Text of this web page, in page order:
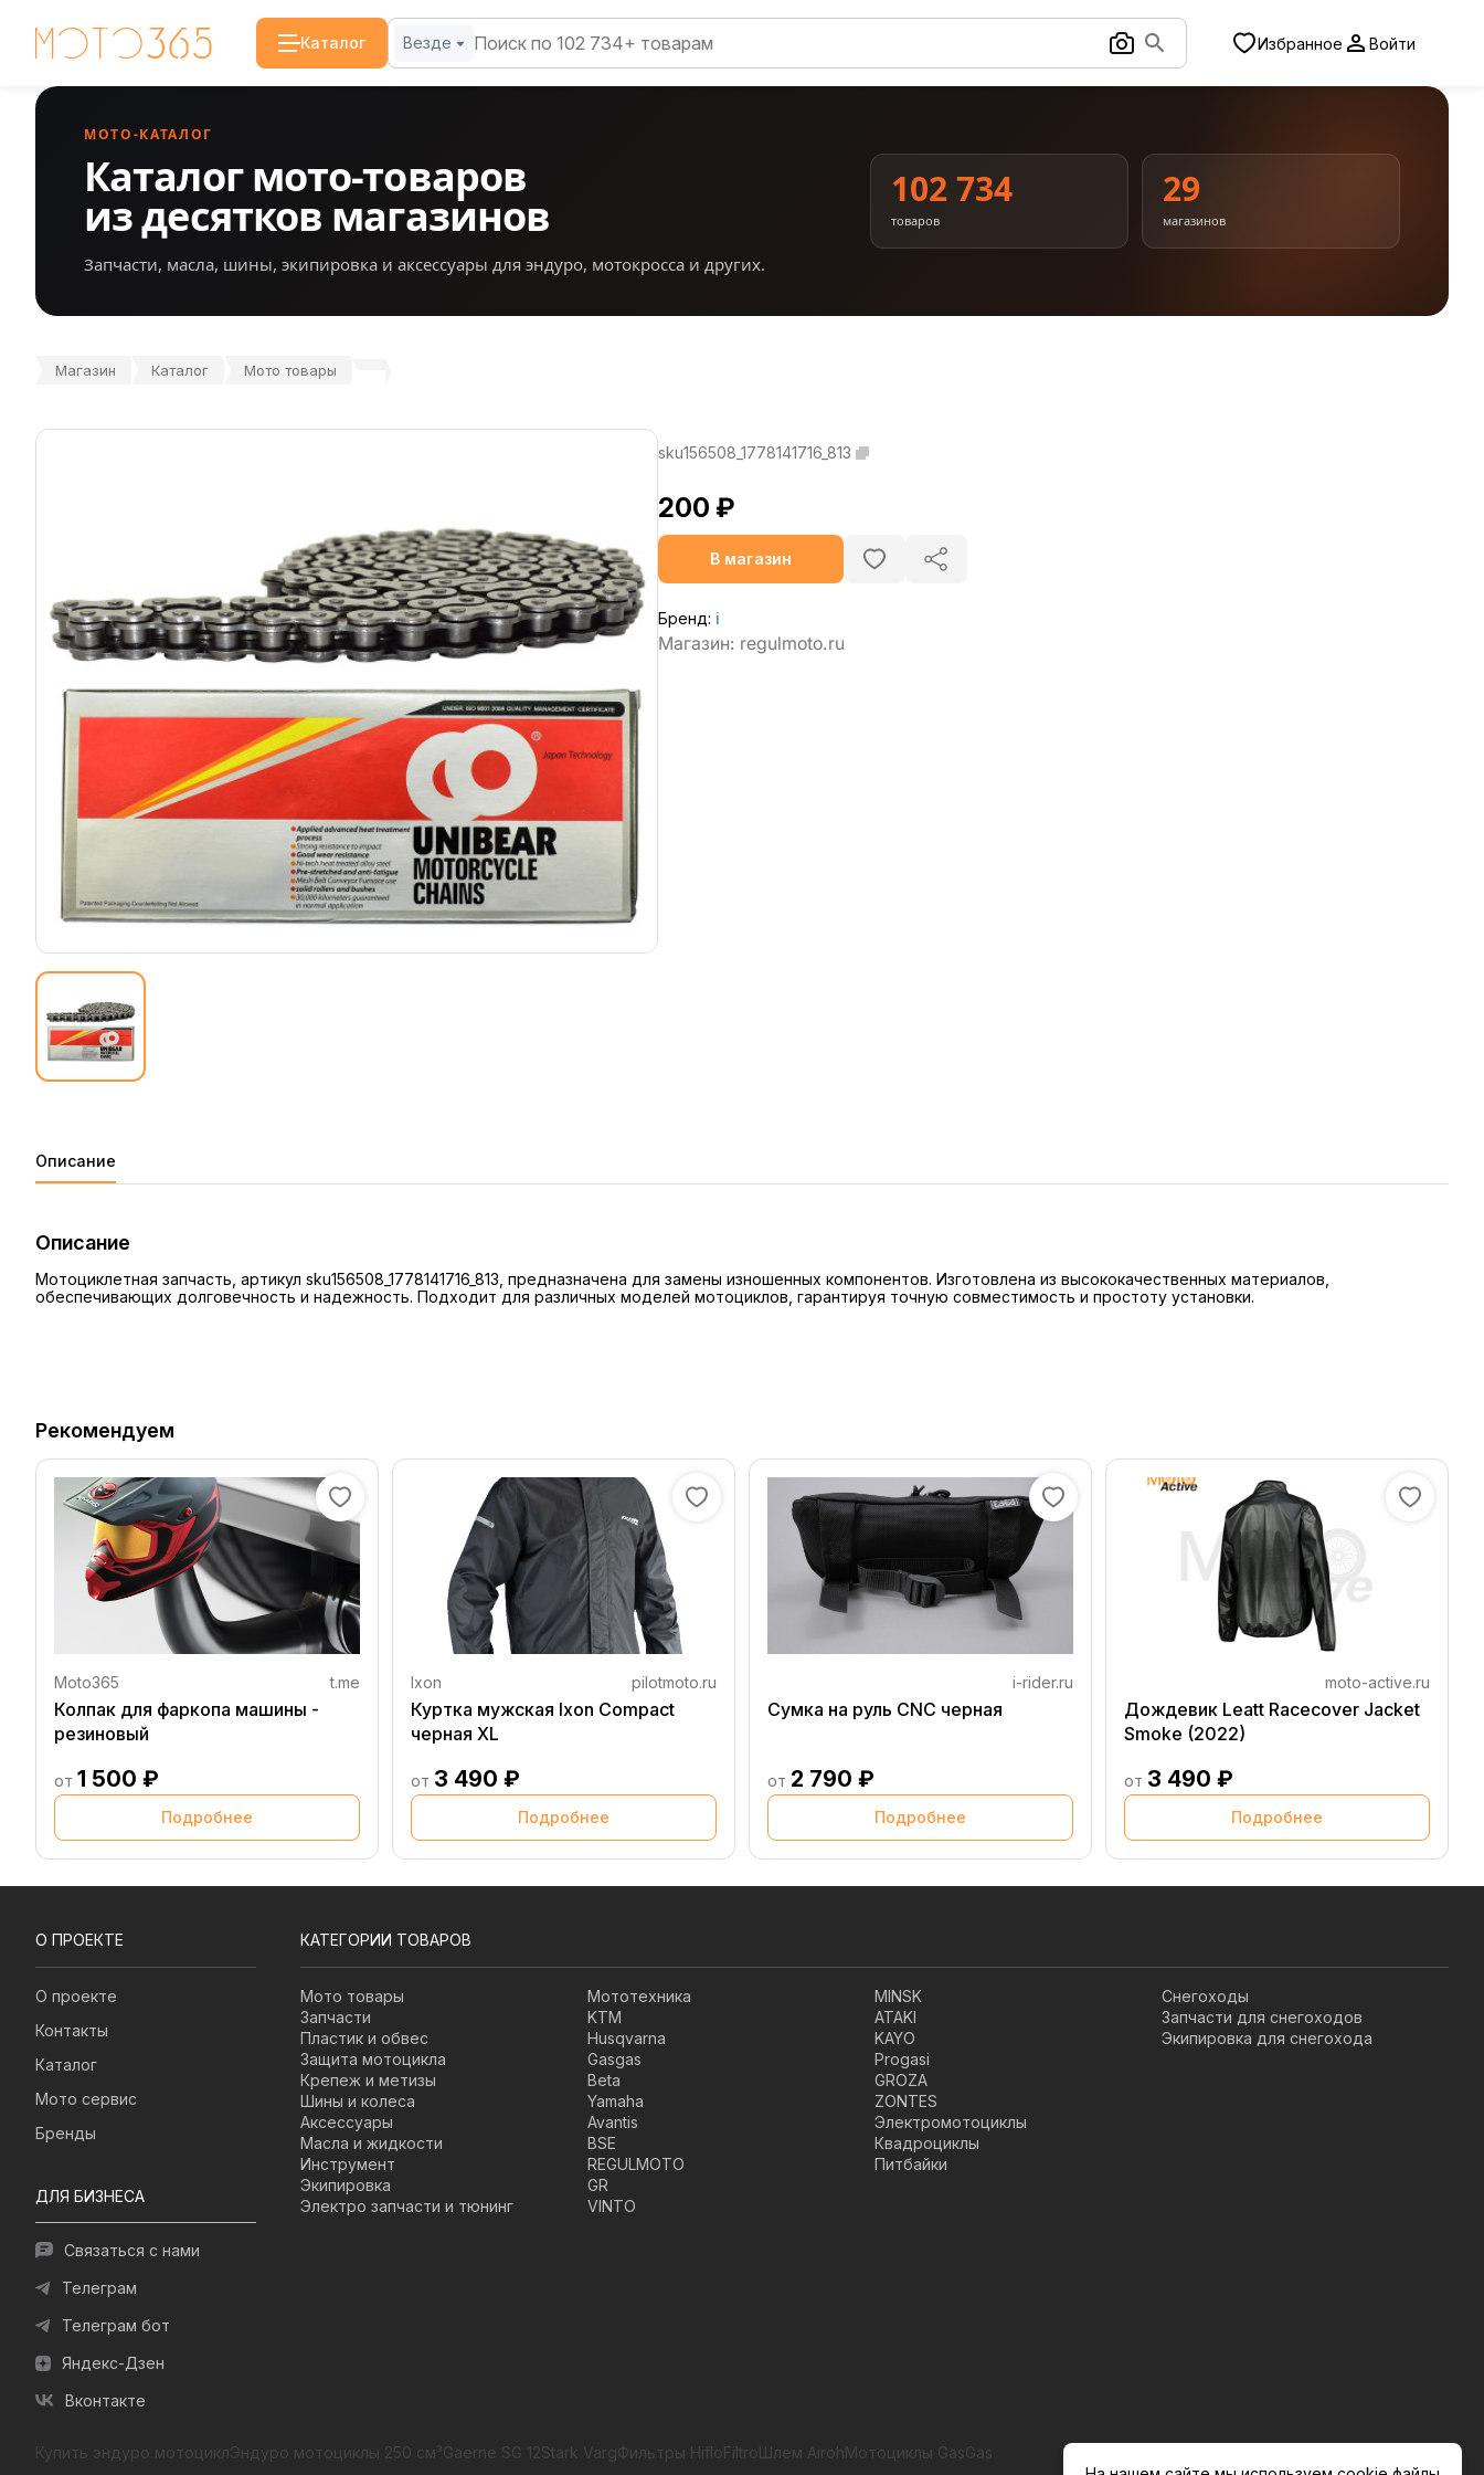
Каталог Везде Избранное Войти
МОТО-КАТАЛОГ
Каталог мото-товаров
из десятков магазинов
Запчасти, масла, шины, экипировка и аксессуары для эндуро, мотокросса и других.
102 734
товаров
29
магазинов
Магазин Каталог Мото товары
sku156508_1778141716_813
200 ₽
В магазин
Бренд: ℹ️
Описание
Описание
Мотоциклетная запчасть, артикул sku156508_1778141716_813, предназначена для замены изношенных компонентов. Изготовлена из высококачественных материалов,
обеспечивающих долговечность и надежность. Подходит для различных моделей мотоциклов, гарантируя точную совместимость и простоту установки.
Рекомендуем
Moto365 t.me
Колпак для фаркопа машины -
резиновый
от 1 500 ₽
Подробнее
Ixon pilotmoto.ru
Куртка мужская Ixon Compact
черная XL
от 3 490 ₽
Подробнее
i-rider.ru
Сумка на руль CNC черная
от 2 790 ₽
Подробнее
moto-active.ru
Дождевик Leatt Racecover Jacket
Smoke (2022)
от 3 490 ₽
Подробнее
О ПРОЕКТЕ
О проекте
Контакты
Каталог
Мото сервис
Бренды
ДЛЯ БИЗНЕСА
Связаться с нами
Телеграм
Телеграм бот
Яндекс-Дзен
Вконтакте
КАТЕГОРИИ ТОВАРОВ
Мото товары
Запчасти
Пластик и обвес
Защита мотоцикла
Крепеж и метизы
Шины и колеса
Аксессуары
Масла и жидкости
Инструмент
Экипировка
Электро запчасти и тюнинг
Мототехника
KTM
Husqvarna
Gasgas
Beta
Yamaha
Avantis
BSE
REGULMOTO
GR
VINTO
MINSK
ATAKI
KAYO
Progasi
GROZA
ZONTES
Электромотоциклы
Квадроциклы
Питбайки
Снегоходы
Запчасти для снегоходов
Экипировка для снегохода
Купить эндуро мотоциклЭндуро мотоциклы 250 см³Gaerne SG 12Stark VargФильтры HifloFiltroШлем AirohМотоциклы GasGas